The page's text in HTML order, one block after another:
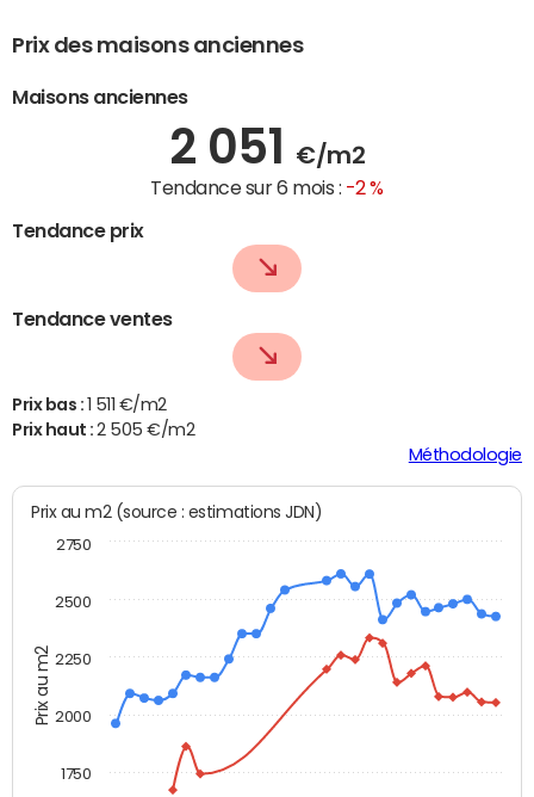
Prix des maisons anciennes
Maisons anciennes
2 051 €/m2
Tendance sur 6 mois : -2 %
Tendance prix
Tendance ventes
Prix bas : 1 511 €/m2
Prix haut :2 505 €/m2
Méthodologie
Prix au m2
Prix au m2 (source : estimations JDN)
1750
2000
2250
2500
2750